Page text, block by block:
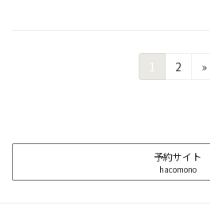
ペ
ー
ジ
固
定
1
固
2 »
予約サイト
hacomono